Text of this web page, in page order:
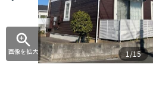
画像を拡大 1/15